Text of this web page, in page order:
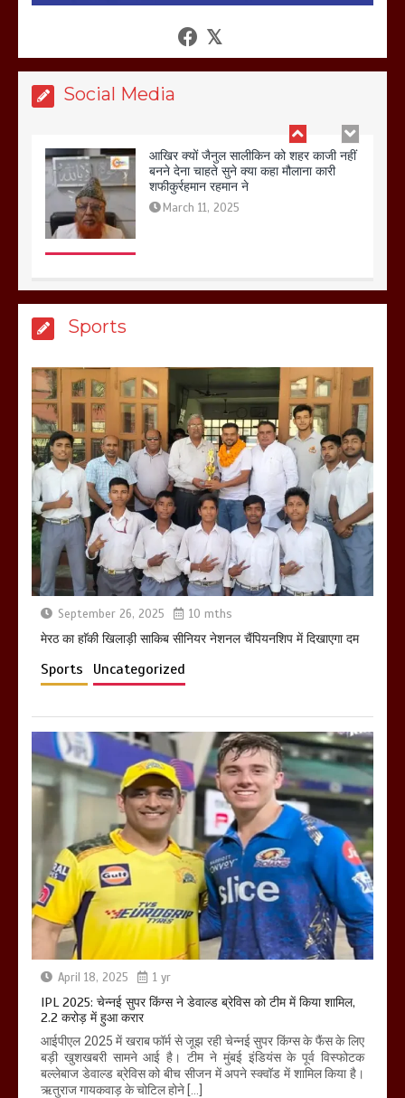
Social Media
शफीकुर्रहमान रहमान ने
बिजली विभाग से परेशान होकर बागपत में एक संत
ने सरकार को दी आमरण अनशन की चेतावनी
March 8, 2025
होलिका रखने पर लात मार कर होलिका को किया
तहस नहस,मोहल्ले वालों के साथ की गई गाली
गलोच ,कहा अगर रखी गई होली तो होगा खून
खराबा,
March 11, 2025
Sports
September 26, 2025 10 mths
मेरठ का हाॅकी खिलाड़ी साकिब सीनियर नेशनल चैंपियनशिप में दिखाएगा दम
Sports Uncategorized
April 18, 2025 1 yr
IPL 2025: चेन्नई सुपर किंग्स ने डेवाल्ड ब्रेविस को टीम में किया शामिल,
2.2 करोड़ में हुआ करार
आईपीएल 2025 में खराब फॉर्म से जूझ रही चेन्नई सुपर किंग्स के फैंस के लिए
बड़ी खुशखबरी सामने आई है। टीम ने मुंबई इंडियंस के पूर्व विस्फोटक
बल्लेबाज डेवाल्ड ब्रेविस को बीच सीजन में अपने स्क्वॉड में शामिल किया है।
ऋतुराज गायकवाड़ के चोटिल होने […]